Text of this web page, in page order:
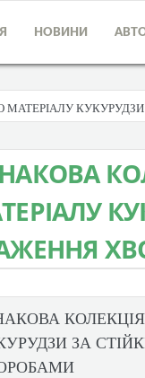
НОВИНИ
МАТЕРІАЛУ
ЗА